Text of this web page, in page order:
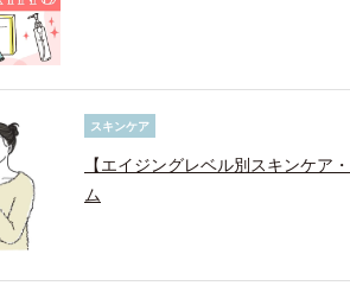
スキンケア
【エイジングレベル別スキンケア
ム